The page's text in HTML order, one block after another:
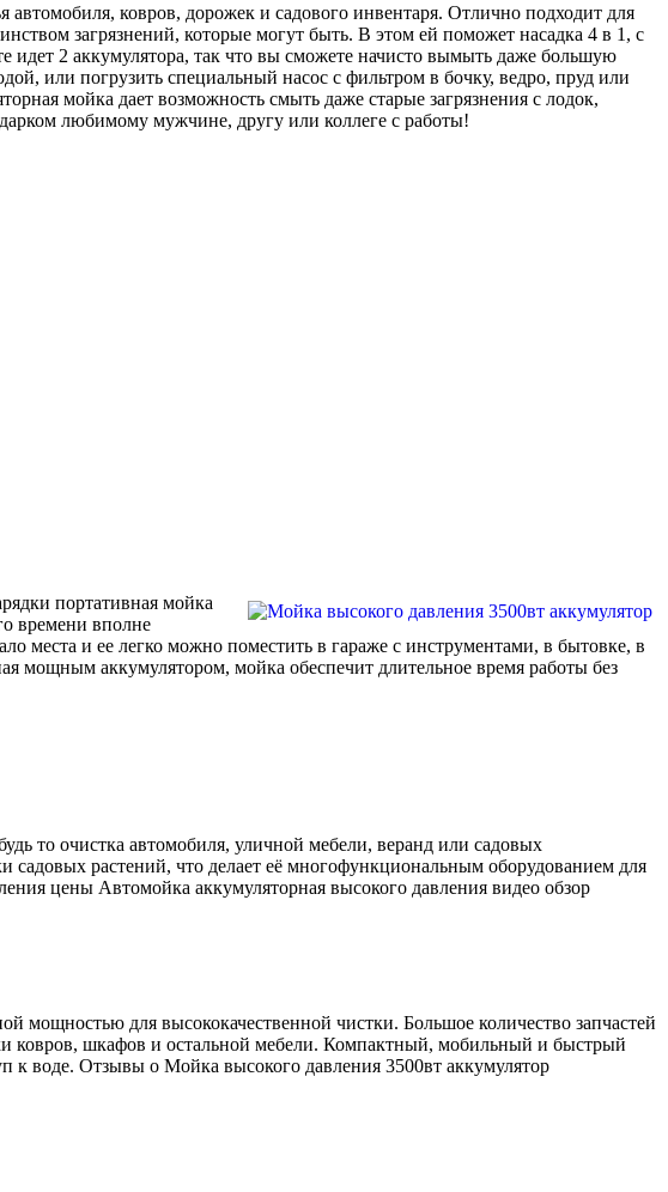
ковров, дорожек и садового инвентаря. Отлично подходит для
загрязнений, которые могут быть. В этом ей поможет насадка 4 в 1, с
идет 2 аккумулятора, так что вы сможете начисто вымыть даже большую
или погрузить специальный насос с фильтром в бочку, ведро, пруд или
мойка дает возможность смыть даже старые загрязнения с лодок,
любимому мужчине, другу или коллеге с работы!
портативная мойка
времени вполне
места и ее легко можно поместить в гараже с инструментами, в бытовке, в
мощным аккумулятором, мойка обеспечит длительное время работы без
то очистка автомобиля, уличной мебели, веранд или садовых
садовых растений, что делает её многофункциональным оборудованием для
цены Автомойка аккумуляторная высокого давления видео обзор
мощностью для высококачественной чистки. Большое количество запчастей
ковров, шкафов и остальной мебели. Компактный, мобильный и быстрый
к воде. Отзывы о Мойка высокого давления 3500вт аккумулятор